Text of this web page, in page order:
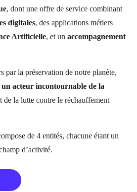
, dont une offre de service combinant
digitales, des applications métiers
Artificielle, et un accompagnement
par la préservation de notre planète,
un acteur incontournable de la
de la lutte contre le réchauffement
de 4 entités, chacune étant un
d’activité.